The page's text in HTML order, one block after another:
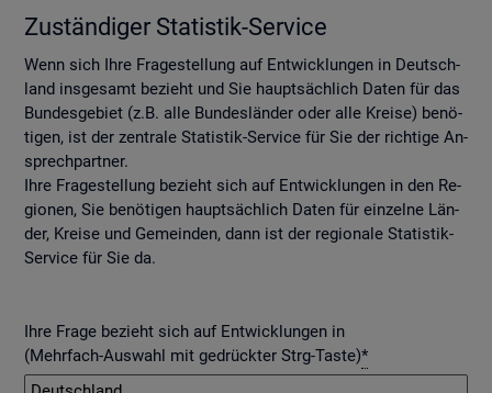
Zu­stän­di­ger Sta­tis­tik-Ser­vice
Wenn sich Ihre Fra­ge­stel­lung auf Ent­wick­lun­gen in Deutsch­
land ins­ge­samt be­zieht und Sie haupt­säch­lich Daten für das
Bun­des­ge­biet (z.B. alle Bun­des­län­der oder alle Krei­se) be­nö­
ti­gen, ist der zen­tra­le Sta­tis­tik-Ser­vice für Sie der rich­ti­ge An­
sprech­part­ner.
Ihre Fra­ge­stel­lung be­zieht sich auf Ent­wick­lun­gen in den Re­
gio­nen, Sie be­nö­ti­gen haupt­säch­lich Daten für ein­zel­ne Län­
der, Krei­se und Ge­mein­den, dann ist der re­gio­na­le Sta­tis­tik-
Ser­vice für Sie da.
Ihre Frage bezieht sich auf Entwicklungen in
(Mehrfach-Auswahl mit gedrückter Strg-Taste)*